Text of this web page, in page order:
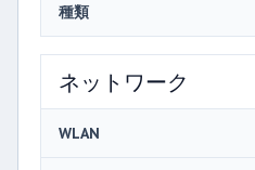
種類
ネットワーク
WLAN